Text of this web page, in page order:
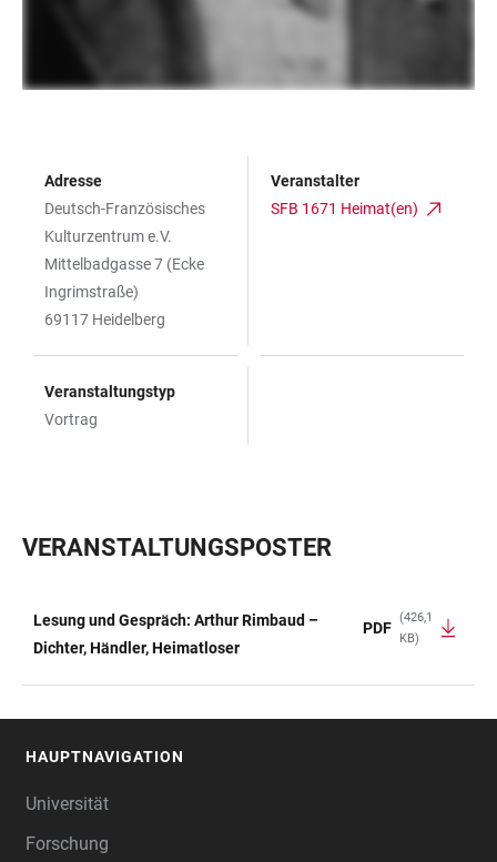
Adresse
Deutsch-Französisches
Kulturzentrum e.V.
Mittelbadgasse 7 (Ecke
Ingrimstraße)
69117 Heidelberg
Veranstalter
SFB 1671 Heimat(en)
Veranstaltungstyp
Vortrag
VERANSTALTUNGSPOSTER
TABELLE
Lesung und Gespräch: Arthur Rimbaud –
Dichter, Händler, Heimatloser
PDF
(426,1
KB)
HAUPTNAVIGATION
Universität
Forschung